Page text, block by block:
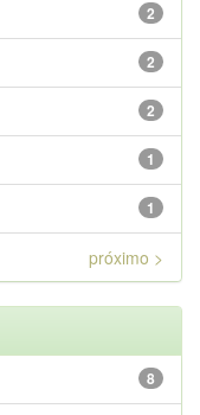
2
2
2
1
1
próximo >
8